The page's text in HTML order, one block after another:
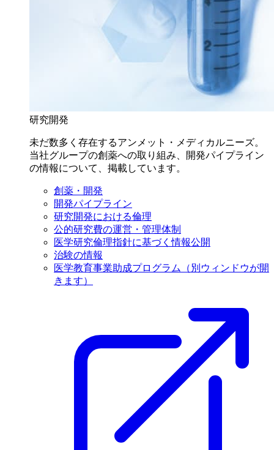
研究開発
未だ数多く存在するアンメット・メディカルニーズ。
当社グループの創薬への取り組み、開発パイプライン
の情報について、掲載しています。
創薬・開発
開発パイプライン
研究開発における倫理
公的研究費の運営・管理体制
医学研究倫理指針に基づく情報公開
治験の情報
医学教育事業助成プログラム
（別ウィンドウが開
きます）